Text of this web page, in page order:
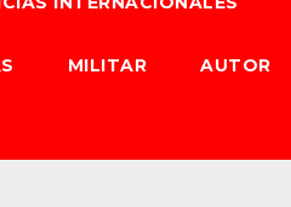
MILITAR AUTOR